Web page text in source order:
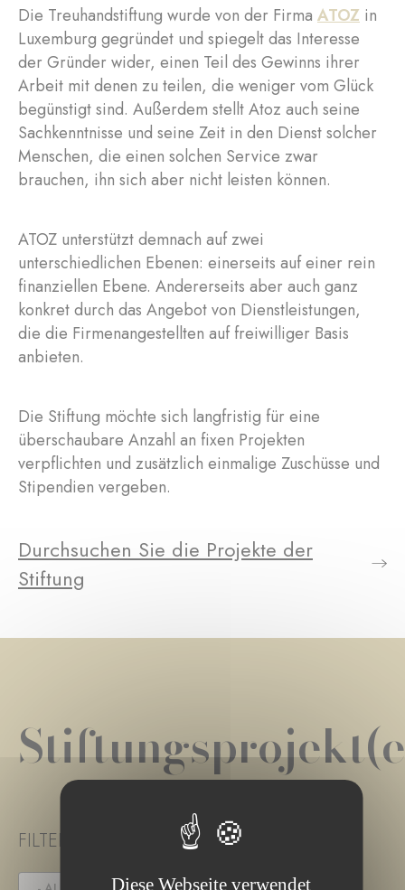
Die Treuhandstiftung wurde von der Firma ATOZ in
Luxemburg gegründet und spiegelt das Interesse
der Gründer wider, einen Teil des Gewinns ihrer
Arbeit mit denen zu teilen, die weniger vom Glück
begünstigt sind. Außerdem stellt Atoz auch seine
Sachkenntnisse und seine Zeit in den Dienst solcher
Menschen, die einen solchen Service zwar
brauchen, ihn sich aber nicht leisten können.
ATOZ unterstützt demnach auf zwei
unterschiedlichen Ebenen: einerseits auf einer rein
finanziellen Ebene. Andererseits aber auch ganz
konkret durch das Angebot von Dienstleistungen,
die die Firmenangestellten auf freiwilliger Basis
anbieten.
Die Stiftung möchte sich langfristig für eine
überschaubare Anzahl an fixen Projekten
verpflichten und zusätzlich einmalige Zuschüsse und
Stipendien vergeben.
Durchsuchen Sie die Projekte der
Stiftung
FILTER PROJECT STATUS
Diese Webseite verwendet